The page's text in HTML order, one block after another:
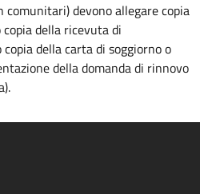
devono allegare copia
della ricevuta di
della carta di soggiorno o
della domanda di rinnovo